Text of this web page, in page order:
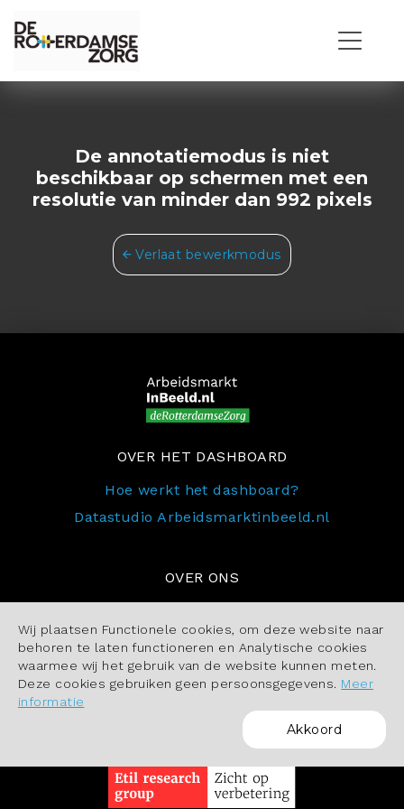
Wij plaatsen Functionele cookies, om deze website naar
behoren te laten functioneren en Analytische cookies
waarmee wij het gebruik van de website kunnen meten.
Deze cookies gebruiken geen persoonsgegevens. Meer
informatie
Akkoord
De annotatiemodus is niet
beschikbaar op schermen met een
resolutie van minder dan 992 pixels
Verlaat bewerkmodus
OVER HET DASHBOARD
Hoe werkt het dashboard?
Datastudio Arbeidsmarktinbeeld.nl
OVER ONS
Cookiebeleid
POWERED BY